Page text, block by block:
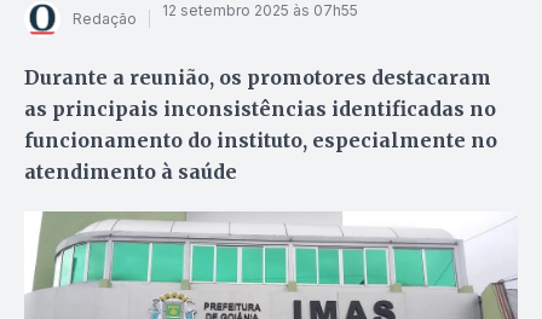
Redação 12 setembro 2025 às 07h55
Durante a reunião, os promotores destacaram
as principais inconsistências identificadas no
funcionamento do instituto, especialmente no
atendimento à saúde